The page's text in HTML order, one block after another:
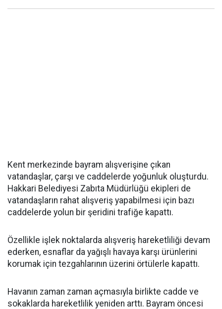
Kent merkezinde bayram alışverişine çıkan
vatandaşlar, çarşı ve caddelerde yoğunluk oluşturdu.
Hakkari Belediyesi Zabıta Müdürlüğü ekipleri de
vatandaşların rahat alışveriş yapabilmesi için bazı
caddelerde yolun bir şeridini trafiğe kapattı.
Özellikle işlek noktalarda alışveriş hareketliliği devam
ederken, esnaflar da yağışlı havaya karşı ürünlerini
korumak için tezgahlarının üzerini örtülerle kapattı.
Havanın zaman zaman açmasıyla birlikte cadde ve
sokaklarda hareketlilik yeniden arttı. Bayram öncesi